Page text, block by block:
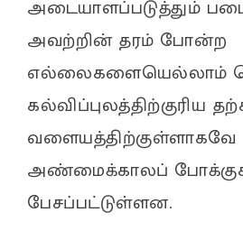
அடையாளப்படுத்தும்
அவற்றின் தரம் போன்ற
எல்லைகளையெல்லாம்
கல்விப்புலத்திற்குரிய
வளையத்திற்குள்ளாகவே
அண்மைக்காலப்
பேசப்பட்டுள்ளன.